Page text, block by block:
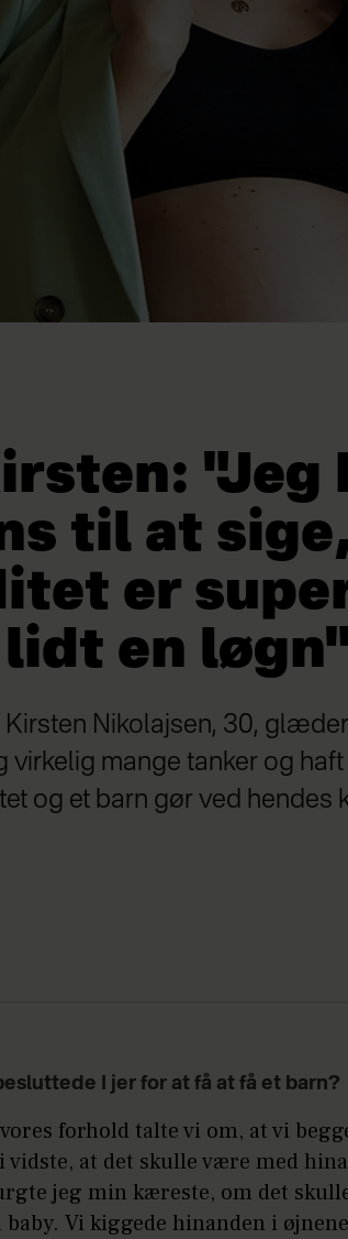
"Jeg
til at
er
en
Nikolajsen, 30,
virkelig mange tanker og
og et barn gør ved hendes
I jer for at få at få et barn?
forhold talte vi om, at vi
vidste, at det skulle være med
jeg min kæreste, om det
baby. Vi kiggede hinanden i øjnene